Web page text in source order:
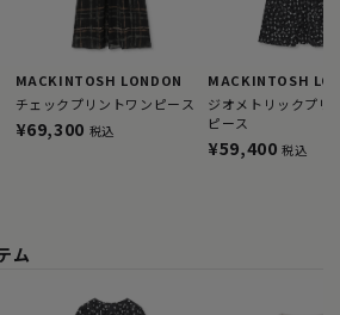
MACKINTOSH LONDON
チェックプリントワンピース
¥69,300 税込
MACKINTOSH
ジオメトリックプリ
ピース
¥59,400 税込
ム